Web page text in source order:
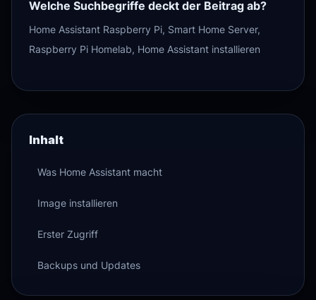
Welche Suchbegriffe deckt der Beitrag ab?
Home Assistant Raspberry Pi, Smart Home Server,
Raspberry Pi Homelab, Home Assistant installieren
Inhalt
Was Home Assistant macht
Image installieren
Erster Zugriff
Backups und Updates